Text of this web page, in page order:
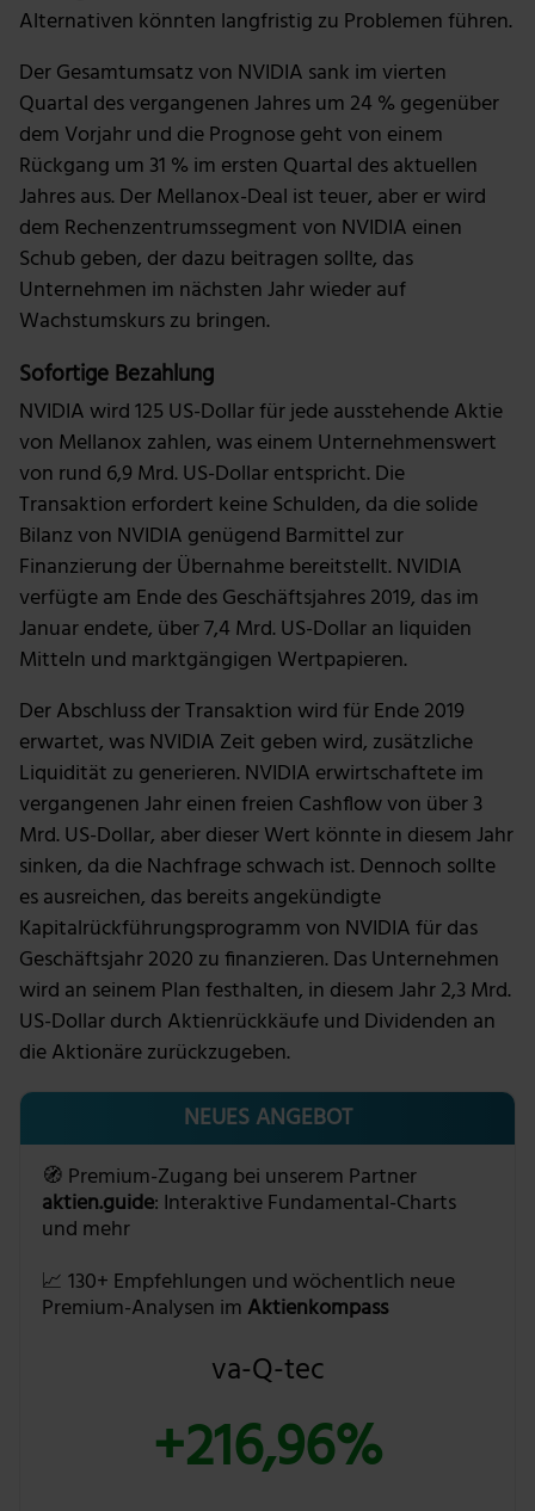
Alternativen könnten langfristig zu Problemen führen.
Der Gesamtumsatz von NVIDIA sank im vierten
Quartal des vergangenen Jahres um 24 % gegenüber
dem Vorjahr und die Prognose geht von einem
Rückgang um 31 % im ersten Quartal des aktuellen
Jahres aus. Der Mellanox-Deal ist teuer, aber er wird
dem Rechenzentrumssegment von NVIDIA einen
Schub geben, der dazu beitragen sollte, das
Unternehmen im nächsten Jahr wieder auf
Wachstumskurs zu bringen.
Sofortige Bezahlung
NVIDIA wird 125 US-Dollar für jede ausstehende Aktie
von Mellanox zahlen, was einem Unternehmenswert
von rund 6,9 Mrd. US-Dollar entspricht. Die
Transaktion erfordert keine Schulden, da die solide
Bilanz von NVIDIA genügend Barmittel zur
Finanzierung der Übernahme bereitstellt. NVIDIA
verfügte am Ende des Geschäftsjahres 2019, das im
Januar endete, über 7,4 Mrd. US-Dollar an liquiden
Mitteln und marktgängigen Wertpapieren.
Der Abschluss der Transaktion wird für Ende 2019
erwartet, was NVIDIA Zeit geben wird, zusätzliche
Liquidität zu generieren. NVIDIA erwirtschaftete im
vergangenen Jahr einen freien Cashflow von über 3
Mrd. US-Dollar, aber dieser Wert könnte in diesem Jahr
sinken, da die Nachfrage schwach ist. Dennoch sollte
es ausreichen, das bereits angekündigte
Kapitalrückführungsprogramm von NVIDIA für das
Geschäftsjahr 2020 zu finanzieren. Das Unternehmen
wird an seinem Plan festhalten, in diesem Jahr 2,3 Mrd.
US-Dollar durch Aktienrückkäufe und Dividenden an
die Aktionäre zurückzugeben.
NEUES ANGEBOT
🧭 Premium-Zugang bei unserem Partner
aktien.guide: Interaktive Fundamental-Charts
und mehr
📈 130+ Empfehlungen und wöchentlich neue
Premium-Analysen im Aktienkompass
va-Q-tec
+216,96%